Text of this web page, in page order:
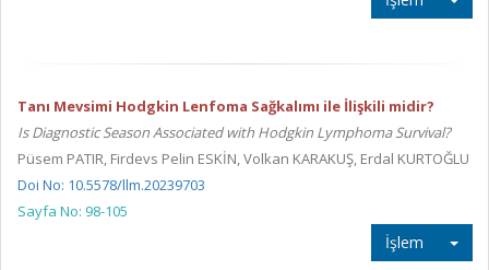
Tanı Mevsimi Hodgkin Lenfoma Sağkalımı ile İlişkili midir?
Is Diagnostic Season Associated with Hodgkin Lymphoma Survival?
Püsem PATIR, Firdevs Pelin ESKİN, Volkan KARAKUŞ, Erdal KURTOĞLU
Doi No: 10.5578/llm.20239703
Sayfa No: 98-105
İşlem